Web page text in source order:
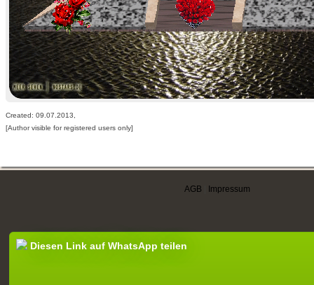
Created: 09.07.2013,
[Author visible for registered users only]
AGB Impressum
Diesen Link auf WhatsApp teilen